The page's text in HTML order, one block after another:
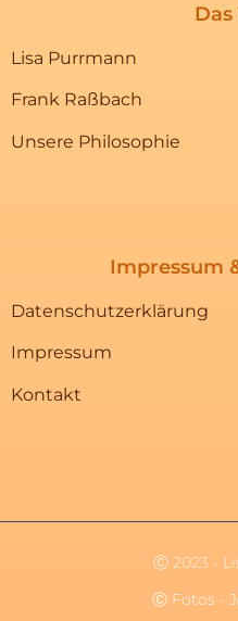
Das
Lisa Purrmann
Frank Raßbach
Unsere Philosophie
Impressum
Datenschutzerklärung
Impressum
Kontakt
Ⓒ 2023 -
Ⓒ Fotos -